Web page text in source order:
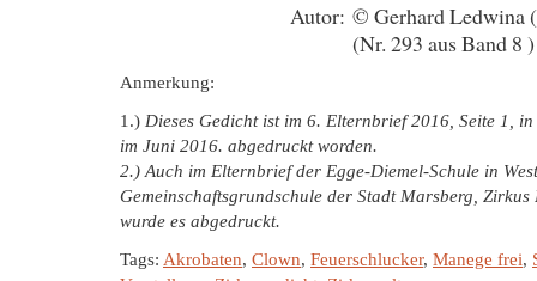
Autor: © Gerhard Ledwina
(Nr. 293 aus Band 8 )
Anmerkung:
1.) Dieses Gedicht ist im 6. Elternbrief 2016, Seite 1,
im Juni 2016. abgedruckt worden.
2.) Auch im Elternbrief der Egge-Diemel-Schule in
Gemeinschaftsgrundschule der Stadt Marsberg,
wurde es abgedruckt.
Tags: Akrobaten, Clown, Feuerschlucker, Manege frei,